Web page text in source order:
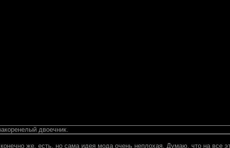
двоечник.
же, есть, но сама идея мода очень неплохая. Думаю, что на все